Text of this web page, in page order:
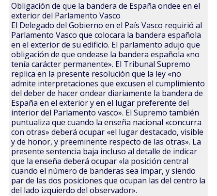
Obligación de que la bandera de España ondee en el
exterior del Parlamento Vasco
El Delegado del Gobierno en el País Vasco requirió al
Parlamento Vasco que colocara la bandera española
en el exterior de su edificio. El parlamento adujo que
obligación de que ondease la bandera española «no
tenía carácter permanente». El Tribunal Supremo
replica en la presente resolución que la ley «no
admite interpretaciones que excusen el cumplimiento
del deber de hacer ondear diariamente la bandera de
España en el exterior y en el lugar preferente del
interior del Parlamento vasco». El Supremo también
puntualiza que cuando la enseña nacional «concurra
con otras» deberá ocupar «el lugar destacado, visible
y de honor, y preeminente respecto de las otras». La
presente sentencia baja incluso al detalle de indicar
que la enseña deberá ocupar «la posición central
cuando el número de banderas sea impar, y siendo
par de las dos posiciones que ocupan las del centro la
del lado izquierdo del observador».